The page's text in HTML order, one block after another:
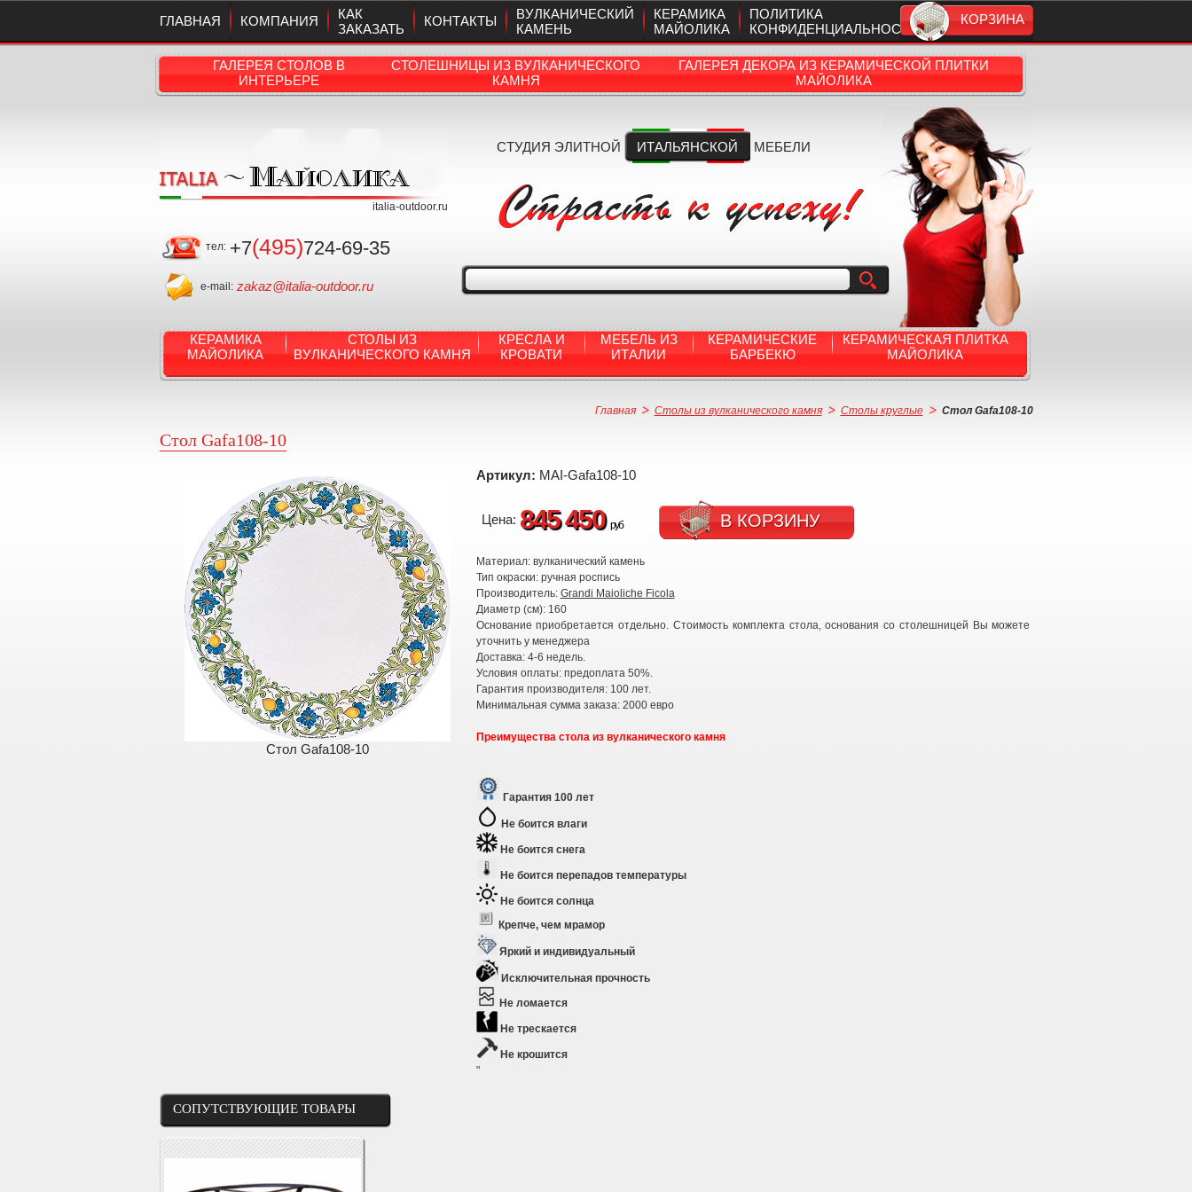
КОРЗИНА
ГЛАВНАЯ КОМПАНИЯ
КАК
ЗАКАЗАТЬ
КОНТАКТЫ
ВУЛКАНИЧЕСКИЙ
КАМЕНЬ
КЕРАМИКА
МАЙОЛИКА
ПОЛИТИКА
КОНФИДЕНЦИАЛЬНОСТИ
ГАЛЕРЕЯ СТОЛОВ В
ИНТЕРЬЕРЕ
СТОЛЕШНИЦЫ ИЗ ВУЛКАНИЧЕСКОГО
КАМНЯ
ГАЛЕРЕЯ ДЕКОРА ИЗ КЕРАМИЧЕСКОЙ ПЛИТКИ
МАЙОЛИКА
italia-outdoor.ru
тел: +7(495)724-69-35
e-mail: zakaz@italia-outdoor.ru
СТУДИЯ ЭЛИТНОЙ ИТАЛЬЯНСКОЙ МЕБЕЛИ
КЕРАМИКА
МАЙОЛИКА
СТОЛЫ ИЗ
ВУЛКАНИЧЕСКОГО КАМНЯ
КРЕСЛА И
КРОВАТИ
МЕБЕЛЬ ИЗ
ИТАЛИИ
КЕРАМИЧЕСКИЕ
БАРБЕКЮ
КЕРАМИЧЕСКАЯ ПЛИТКА
МАЙОЛИКА
Главная Столы из вулканического камня Столы круглые Стол Gafa108-10
Стол Gafa108-10
Стол Gafa108-10
Артикул: MAI-Gafa108-10
Цена: 845 450 руб В КОРЗИНУ
Материал: вулканический камень
Тип окраски: ручная роспись
Производитель: Grandi Maioliche Ficola
Диаметр (см): 160
Основание приобретается отдельно. Стоимость комплекта стола, основания со столешницей Вы можете
уточнить у менеджера
Доставка: 4-6 недель.
Условия оплаты: предоплата 50%.
Гарантия производителя: 100 лет.
Минимальная сумма заказа: 2000 евро
Преимущества стола из вулканического камня
Гарантия 100 лет
Не боится влаги
Не боится снега
Не боится перепадов температуры
Не боится солнца
Крепче, чем мрамор
Яркий и индивидуальный
Исключительная прочность
Не ломается
Не трескается
Не крошится
"
СОПУТСТВУЮЩИЕ ТОВАРЫ